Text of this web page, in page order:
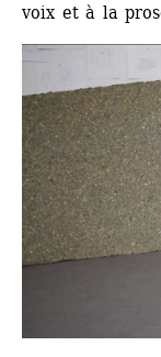
voix et à la